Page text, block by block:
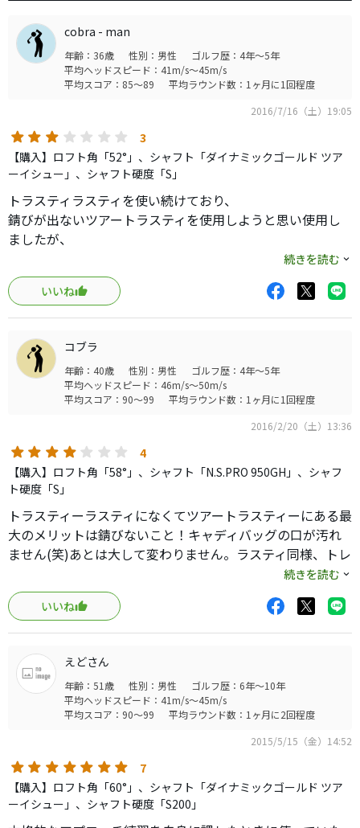
cobra - man
年齢：36歳 性別：男性
ゴルフ歴：4年～5年
平均ヘッドスピード：41m/s～45m/s
平均スコア：85～89
平均ラウンド数：1ヶ月に1回程度
2016/7/16（土）19:05
3
【購入】ロフト角「52°」、シャフト「ダイナミックゴールド ツア
ーイシュー」、シャフト硬度「S」
トラスティラスティを使い続けており、
錆びが出ないツアートラスティを使用しようと思い使用し
ましたが、
抜けがトラスティに比べて悪く感じられました。
上がりもトラスティの方がいいと思い、
結局トラスティラスティに戻しました。
錆びさえ気にならなければトラスティラスティの方がオス
スメです。
続きを読む
いいね
コブラ
年齢：40歳 性別：男性
ゴルフ歴：4年～5年
平均ヘッドスピード：46m/s～50m/s
平均スコア：90～99
平均ラウンド数：1ヶ月に1回程度
2016/2/20（土）13:36
4
【購入】ロフト角「58°」、シャフト「N.S.PRO 950GH」、シャフ
ト硬度「S」
トラスティーラスティになくてツアートラスティーにある最
大のメリットは錆びないこと！キャディバッグの口が汚れ
ません(笑)あとは大して変わりません。ラスティ同様、トレ
ーリングエッジの窪みのお陰で開いても座ります。続きを読む
いいね
えどさん
年齢：51歳 性別：男性
ゴルフ歴：6年～10年
平均ヘッドスピード：41m/s～45m/s
平均スコア：90～99
平均ラウンド数：1ヶ月に2回程度
2015/5/15（金）14:52
7
【購入】ロフト角「60°」、シャフト「ダイナミックゴールド ツア
ーイシュー」、シャフト硬度「S200」